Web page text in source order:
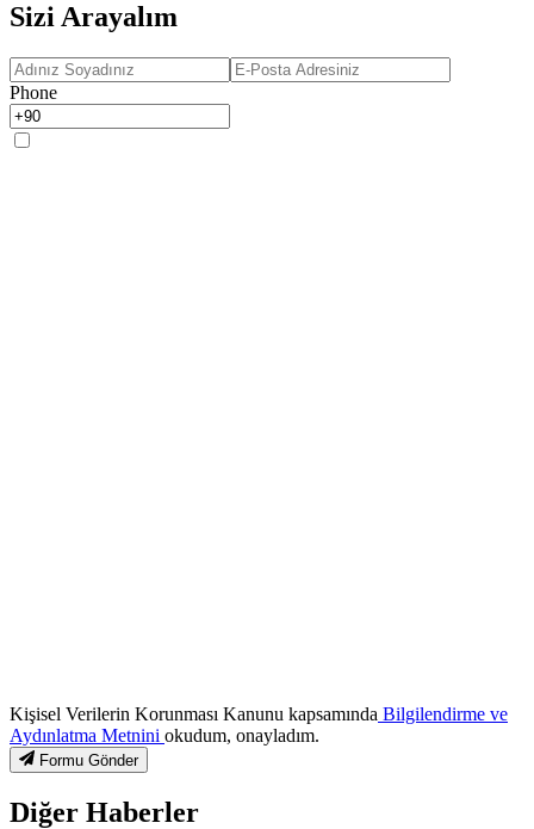
Sizi Arayalım
Phone
Kişisel Verilerin Korunması Kanunu kapsamında Bilgilendirme ve
Aydınlatma Metnini okudum, onayladım.
Formu Gönder
Diğer Haberler